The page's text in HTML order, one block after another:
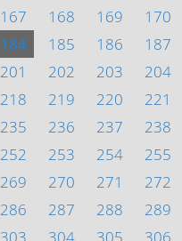
167 168 169 170
184 185 186 187
201 202 203 204
218 219 220 221
235 236 237 238
252 253 254 255
269 270 271 272
286 287 288 289